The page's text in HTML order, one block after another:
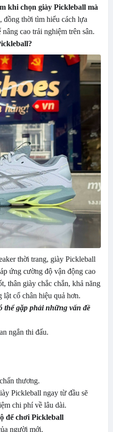
khi chọn giày Pickleball mà
, đồng thời tìm hiểu cách lựa
cao trải nghiệm trên sân.
?
thời trang, giày Pickleball
ứng cường độ vận động cao
thân giày chắc chắn, khả năng
cổ chân hiệu quả hơn.
thể gặp phải những vấn đề
ngắn thi đấu.
thương.
Pickleball ngay từ đầu sẽ
chi phí về lâu dài.
để chơi Pickleball
người mới.